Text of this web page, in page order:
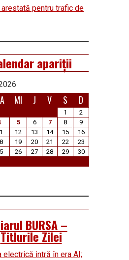
pentru trafic de
apariții
MI J V S D
1
2
5 6 7 8
9
12 13 14 15
16
19 20 21 22
23
26 27 28 29
30
BURSA –
Titlurile Zilei
electrică intră în era AI;